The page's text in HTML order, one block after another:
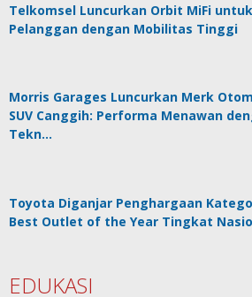
Telkomsel Luncurkan Orbit MiFi untuk
Pelanggan dengan Mobilitas Tinggi
Morris Garages Luncurkan Merk
SUV Canggih: Performa Menawan
Tekn…
Toyota Diganjar Penghargaan
Best Outlet of the Year Tingkat
EDUKASI